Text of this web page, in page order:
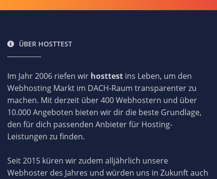
ÜBER HOSTTEST
Im Jahr 2006 riefen wir hosttest ins Leben, um den
Webhosting Markt im DACH-Raum transparenter zu
machen. Mit derzeit über 400 Webhostern und über
10.000 Angeboten bieten wir dir die beste Grundlage,
den für dich passenden Anbieter für Hosting-
Leistungen zu finden.
Seit 2015 küren wir zudem alljährlich unsere
Webhoster des Jahres und würden uns in Zukunft auch